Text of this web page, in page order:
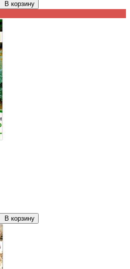
В корзину
В корзину